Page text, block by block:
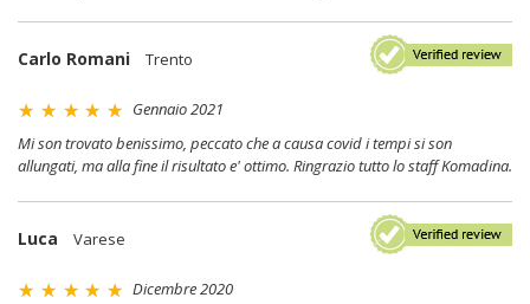
Carlo Romani Trento
Gennaio 2021
Mi son trovato benissimo, peccato che a causa covid i tempi si son
allungati, ma alla fine il risultato e' ottimo. Ringrazio tutto lo staff Komadina.
Luca Varese
Dicembre 2020